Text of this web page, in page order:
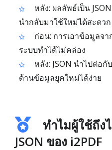
หลัง: ผลลัพธ์เป็น
นำกลับมาใช้ใหม่ได้สะดวก
ก่อน: การเอาข้อมูลจ
ระบบทำได้ไม่คล่อง
หลัง: JSON นำไปต่อ
ด้านข้อมูลยุคใหม่ได้ง่าย
ทำไมผู้ใช้ถึง
JSON ของ i2PDF